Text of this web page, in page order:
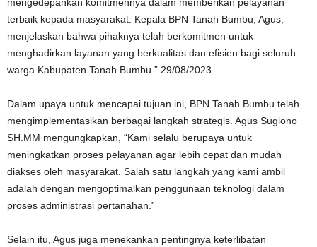
terbaik kepada masyarakat. Kepala BPN Tanah Bumbu, Agus,
menjelaskan bahwa pihaknya telah berkomitmen untuk
menghadirkan layanan yang berkualitas dan efisien bagi seluruh
warga Kabupaten Tanah Bumbu.” 29/08/2023
Dalam upaya untuk mencapai tujuan ini, BPN Tanah Bumbu telah
mengimplementasikan berbagai langkah strategis. Agus Sugiono
SH.MM mengungkapkan, “Kami selalu berupaya untuk
meningkatkan proses pelayanan agar lebih cepat dan mudah
diakses oleh masyarakat. Salah satu langkah yang kami ambil
adalah dengan mengoptimalkan penggunaan teknologi dalam
proses administrasi pertanahan.”
Selain itu, Agus juga menekankan pentingnya keterlibatan